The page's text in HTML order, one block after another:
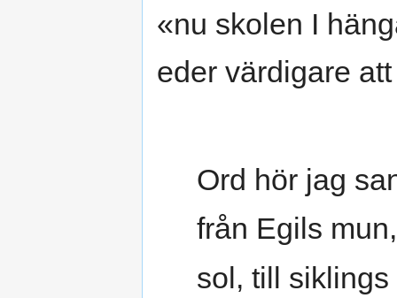
«nu skolen I
eder värdigare
Ord hör jag
från Egils
sol, till siklings